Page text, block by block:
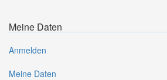
Meine Daten
Anmelden
Meine Daten